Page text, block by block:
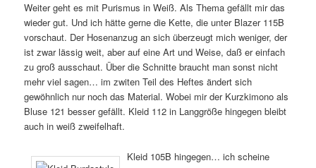
Weiter geht es mit Purismus in Weiß. Als Thema gefällt mir das
wieder gut. Und ich hätte gerne die Kette, die unter Blazer 115B
vorschaut. Der Hosenanzug an sich überzeugt mich weniger, der
ist zwar lässig weit, aber auf eine Art und Weise, daß er einfach
zu groß ausschaut. Über die Schnitte braucht man sonst nicht
mehr viel sagen… im zwiten Teil des Heftes ändert sich
gewöhnlich nur noch das Material. Wobei mir der Kurzkimono als
Bluse 121 besser gefällt. Kleid 112 in Langgröße hingegen bleibt
auch in weiß zweifelhaft.
Kleid 105B hingegen… ich scheine